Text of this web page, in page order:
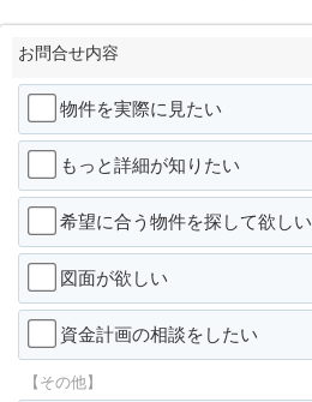
お問合せ内容
物件を実際に見たい
もっと詳細が知りたい
希望に合う物件を探して欲しい
図面が欲しい
資金計画の相談をしたい
【その他】